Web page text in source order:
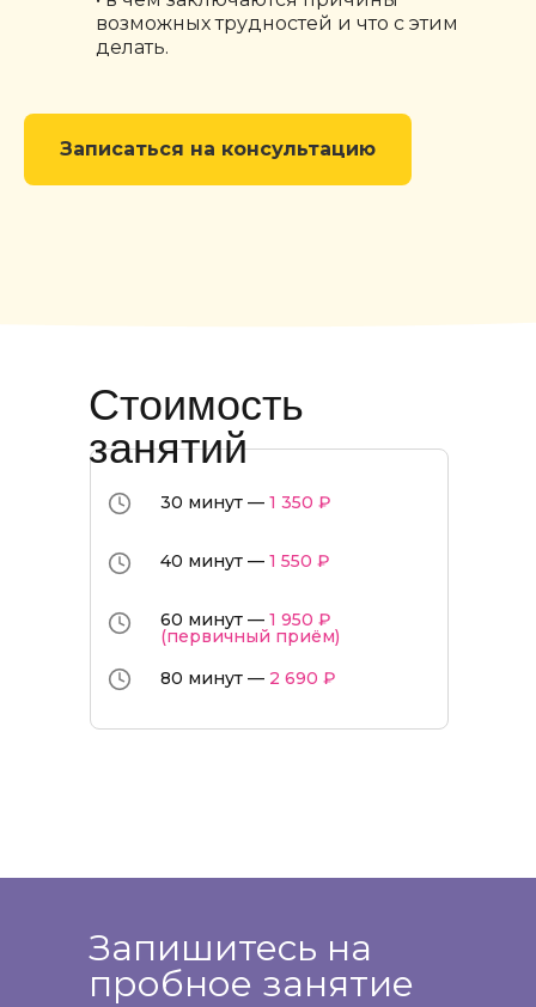
возможных трудностей и что с этим
делать.
Записаться на консультацию
30 минут — 1 350 ₽
40 минут — 1 550 ₽
60 минут — 1 950 ₽
(первичный приём)
Стоимость
занятий
80 минут — 2 690 ₽
Запишитесь на
пробное занятие